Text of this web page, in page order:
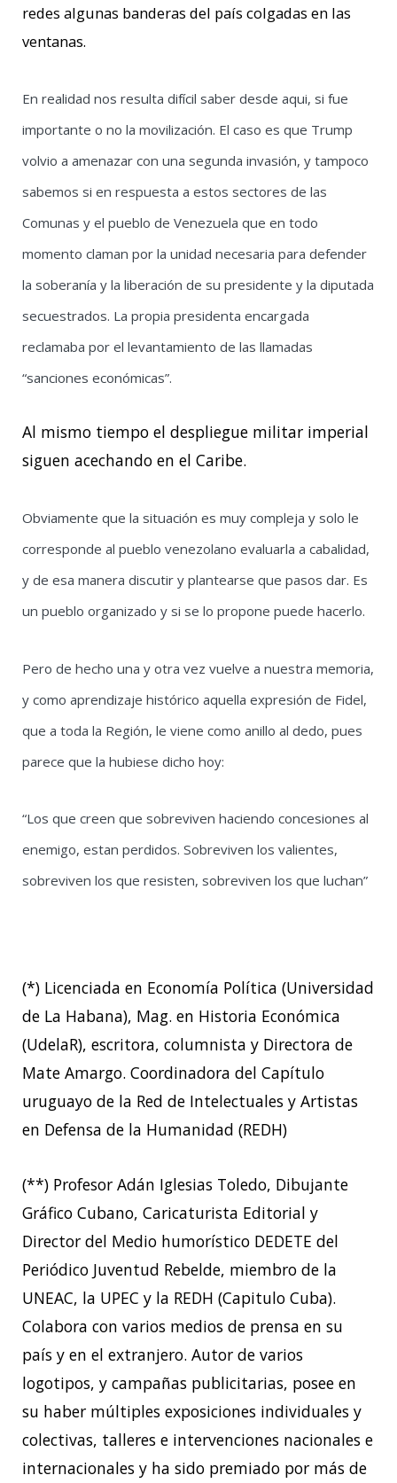
redes algunas banderas del país colgadas en las
ventanas.
En realidad nos resulta difícil saber desde aqui, si fue
importante o no la movilización. El caso es que Trump
volvio a amenazar con una segunda invasión, y tampoco
sabemos si en respuesta a estos sectores de las
Comunas y el pueblo de Venezuela que en todo
momento claman por la unidad necesaria para defender
la soberanía y la liberación de su presidente y la diputada
secuestrados. La propia presidenta encargada
reclamaba por el levantamiento de las llamadas
“sanciones económicas”.
Al mismo tiempo el despliegue militar imperial
siguen acechando en el Caribe.
Obviamente que la situación es muy compleja y solo le
corresponde al pueblo venezolano evaluarla a cabalidad,
y de esa manera discutir y plantearse que pasos dar. Es
un pueblo organizado y si se lo propone puede hacerlo.
Pero de hecho una y otra vez vuelve a nuestra memoria,
y como aprendizaje histórico aquella expresión de Fidel,
que a toda la Región, le viene como anillo al dedo, pues
parece que la hubiese dicho hoy:
“Los que creen que sobreviven haciendo concesiones al
enemigo, estan perdidos. Sobreviven los valientes,
sobreviven los que resisten, sobreviven los que luchan”
(*) Licenciada en Economía Política (Universidad
de La Habana), Mag. en Historia Económica
(UdelaR), escritora, columnista y Directora de
Mate Amargo. Coordinadora del Capítulo
uruguayo de la Red de Intelectuales y Artistas
en Defensa de la Humanidad (REDH)
(**) Profesor Adán Iglesias Toledo, Dibujante
Gráfico Cubano, Caricaturista Editorial y
Director del Medio humorístico DEDETE del
Periódico Juventud Rebelde, miembro de la
UNEAC, la UPEC y la REDH (Capitulo Cuba).
Colabora con varios medios de prensa en su
país y en el extranjero. Autor de varios
logotipos, y campañas publicitarias, posee en
su haber múltiples exposiciones individuales y
colectivas, talleres e intervenciones nacionales e
internacionales y ha sido premiado por más de